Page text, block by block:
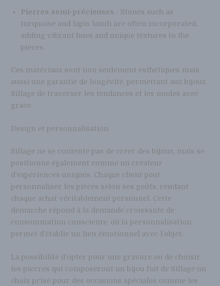
Pierres semi-précieuses : Stones such as
turquoise and lapis lazuli are often incorporated,
adding vibrant hues and unique textures to the
pieces.
Ces matériaux sont non seulement esthétiques mais
aussi une garantie de longévité, permettant aux bijoux
Sillage de traverser les tendances et les modes avec
grace.
Design et personnalisation
Sillage ne se contente pas de créer des bijoux, mais se
positionne également comme un créateur
d’expériences uniques. Chaque client peut
personnaliser les pièces selon ses goûts, rendant
chaque achat véritablement personnel. Cette
démarche répond à la demande croissante de
consommation consciente, où la personnalisation
permet d’établir un lien émotionnel avec l’objet.
La possibilité d’opter pour une gravure ou de choisir
les pierres qui composeront un bijou fait de Sillage un
choix prisé pour des occasions spéciales comme les